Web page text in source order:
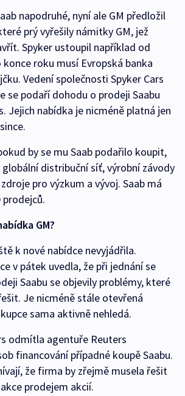
napodruhé, nyní ale GM předložil
prý vyřešily námitky GM, jež
Spyker ustoupil například od
roku musí Evropská banka
Vedení společnosti Spyker Cars
se podaří dohodu o prodeji Saabu
Jejich nabídka je nicméně platná jen
by se mu Saab podařilo koupit,
distribuční síť, výrobní závody
pro výzkum a vývoj. Saab má
prodejců.
GM?
k nové nabídce nevyjádřila.
v pátek uvedla, že při jednání se
Saabu se objevily problémy, které
Je nicméně stále otevřená
sama aktivně nehledá.
odmítla agentuře Reuters
financování případné koupě Saabu.
že firma by zřejmě musela řešit
prodejem akcií.